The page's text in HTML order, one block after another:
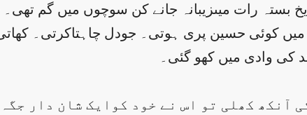
بستہ رات میںزیبانہ جانے کن سوچوں میں گم
کوئی حسین پری ہوتی۔ جودل چاہتاکرتی۔
کی وادی میں کھو گئی۔
آنکھ کھلی تو اس نے خود کوایک شان دار